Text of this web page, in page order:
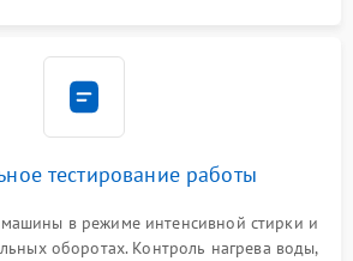
тестирование работы
машины в режиме интенсивной стирки и
оборотах. Контроль нагрева воды,